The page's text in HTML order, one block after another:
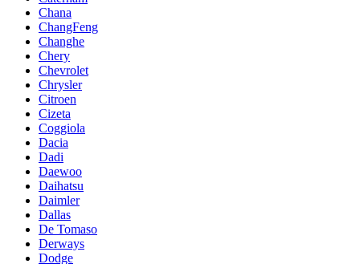
Chana
ChangFeng
Changhe
Chery
Chevrolet
Chrysler
Citroen
Cizeta
Coggiola
Dacia
Dadi
Daewoo
Daihatsu
Daimler
Dallas
De Tomaso
Derways
Dodge